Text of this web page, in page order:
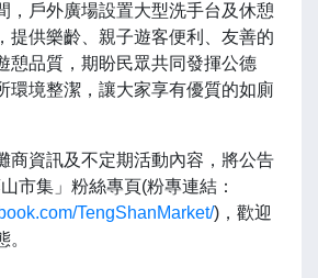
，戶外廣場設置大型洗手台及休憩
提供樂齡、親子遊客便利、友善的
憩品質，期盼民眾共同發揮公德
環境整潔，讓大家享有優質的如廁
資訊及不定期活動內容，將公告
市集」粉絲專頁(粉專連結：
TengShanMarket/)，歡迎